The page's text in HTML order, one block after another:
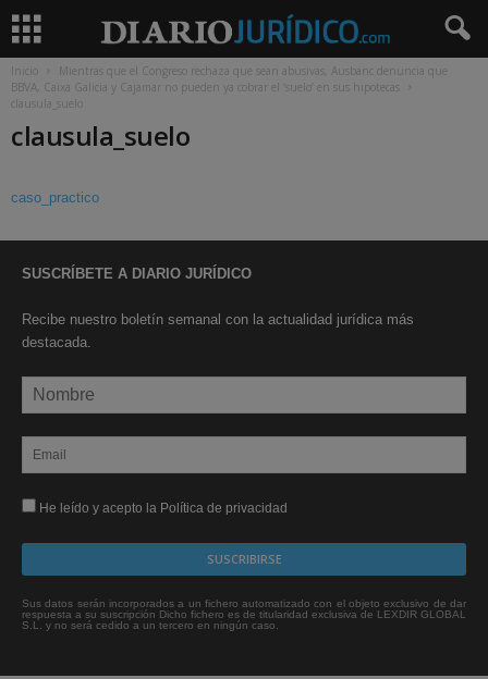
Inicio
Mientras que el Congreso rechaza que sean abusivas, Ausbanc denuncia que
BBVA, Caixa Galicia y Cajamar no pueden ya cobrar el ‘suelo’ en sus hipotecas
clausula_suelo
clausula_suelo
caso_practico
SUSCRÍBETE A DIARIO JURÍDICO
Recibe nuestro boletín semanal con la actualidad jurídica más
destacada.
He leído y acepto la Política de privacidad
Sus datos serán incorporados a un fichero automatizado con el objeto exclusivo de dar
respuesta a su suscripción Dicho fichero es de titularidad exclusiva de LEXDIR GLOBAL
S.L. y no será cedido a un tercero en ningún caso.